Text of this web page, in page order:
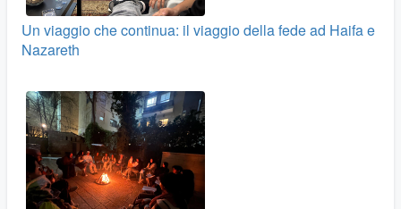
Un viaggio che continua: il viaggio della fede ad Haifa e
Nazareth